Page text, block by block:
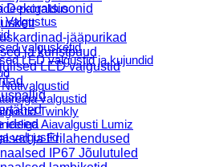
paigaldus
Valgustus
valgusketid
LED valgustid ja kujundid
valgustid
Twinkly
Aiavalgusti Lumiz
valgustid
Dekoratsioonid
jääpurikad
ja kunstpuud
LED valgustid
ideed
ja Erilahendused
IP67 Jõulutuled